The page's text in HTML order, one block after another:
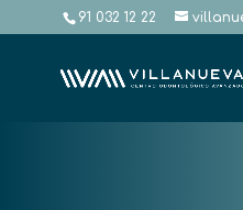
91 032 12 22